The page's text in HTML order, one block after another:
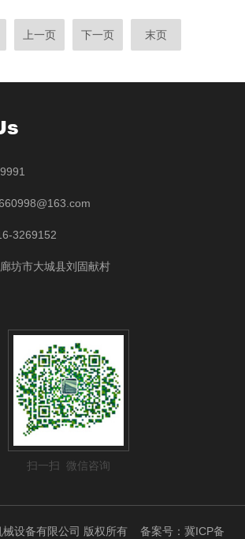
上一页 下一页 末页
3269152
坊市大城县刘固献村
扫一扫 微信咨询
械设备有限公司 版权所有备案号：冀ICP备